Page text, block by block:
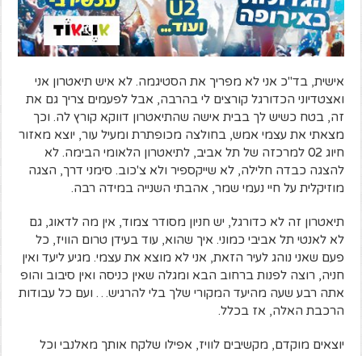
אישית, בד"כ אני לא מפריך את הסטיגמה. לא איש תיאטרון אני
ואצטדיוני הכדורגל קורצים לי בהרבה, אבל לפעמים צריך גם את
זה, בטח כשיש לך בבית אישה שהתיאטרון דווקא קורץ לה. וכך
מצאתי את עצמי אמש, בחולצה מכופתרת ומעיל עור, יוצא מאזור
חיוג 02 למרכזה של תל אביב, לתיאטרון הלאומי הבימה. לא
להצגה כבדה חלילה, לא שייקספיר ולא צ'כוב. סימני דרך, הצגה
מוזיקלית על חיי נעמי שמר, אהבתי השנייה במידה רבה.
תיאטרון זה לא כדורגל, יש חניון מסודר צמוד, אין מה לדאוג, גם
לא לאנטי תל אביבי כמוני. איך שהוא, עוד בעידן טרום הוויז, כל
פעם שאני נוהג לעיר הזאת, אני לא מוצא את עצמי. מגיע ליעד ואין
חניה, רוצה לפנות ברחוב הבא ומגלה שאין כניסה ואין סיבוב והופ
אתה רבע שעה מהיעד המקורי שלך בלי להרגיש… ועם כל עבודות
הרכבת האלה, אז בכלל.
יוצאים מוקדם, מקשיבים לוויז, אפילו שלקח אותך מאלנבי וכל